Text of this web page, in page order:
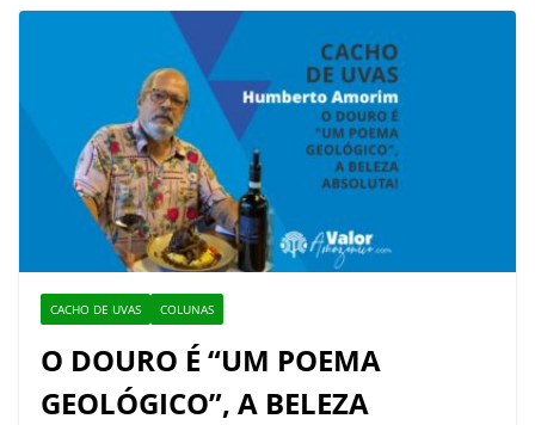
CACHO DE UVAS COLUNAS
O DOURO É “UM POEMA
GEOLÓGICO”, A BELEZA